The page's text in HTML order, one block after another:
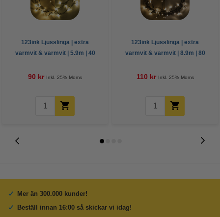
123ink Ljusslinga | extra
varmvit & varmvit | 5.9m | 40
90 kr Inkl. 25% Moms
123ink Ljusslinga | extra
varmvit & varmvit | 8.9m | 80
110 kr Inkl. 25% Moms
Mer än 300.000 kunder!
Beställ innan 16:00 så skickar vi idag!